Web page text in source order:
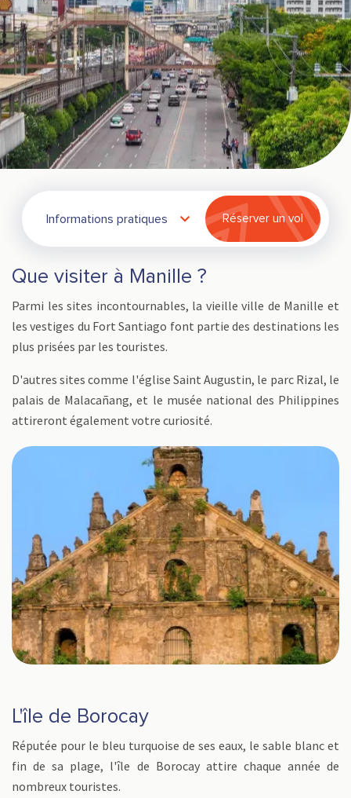
Informations pratiques Réserver un vol
Que visiter à Manille ?
Parmi les sites incontournables, la vieille ville de Manille et
les vestiges du Fort Santiago font partie des destinations les
plus prisées par les touristes.
D'autres sites comme l'église Saint Augustin, le parc Rizal, le
palais de Malacañang, et le musée national des Philippines
attireront également votre curiosité.
L'île de Borocay
Réputée pour le bleu turquoise de ses eaux, le sable blanc et
fin de sa plage, l'île de Borocay attire chaque année de
nombreux touristes.